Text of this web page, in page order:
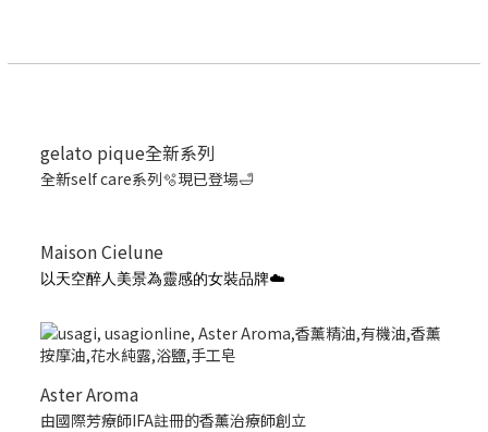
gelato pique全新系列
全新self care系列🫧現已登場🛁
Maison Cielune
以天空醉人美景為靈感的女裝品牌☁️
Aster Aroma
由國際芳療師IFA註冊的香薰治療師創立